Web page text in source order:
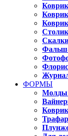
ФОРМЫ
Молды